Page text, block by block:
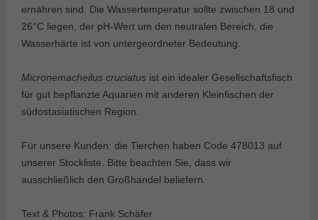
ernähren sind. Die Wassertemperatur sollte zwischen 18 und
26°C liegen, der pH-Wert um den neutralen Bereich, die
Wasserhärte ist von untergeordneter Bedeutung.
Micronemacheilus cruciatus ist ein idealer Gesellschaftsfisch
für gut bepflanzte Aquarien mit anderen Kleinfischen der
südostasiatischen Region.
Für unsere Kunden: die Tierchen haben Code 478013 auf
unserer Stockliste. Bitte beachten Sie, dass wir
ausschließlich den Großhandel beliefern.
Text & Photos: Frank Schäfer